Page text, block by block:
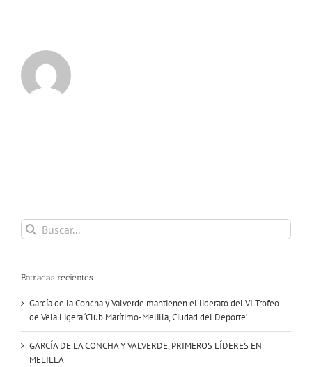
Buscar:
Entradas recientes
García de la Concha y Valverde mantienen el liderato del VI Trofeo
de Vela Ligera ‘Club Marítimo-Melilla, Ciudad del Deporte’
GARCÍA DE LA CONCHA Y VALVERDE, PRIMEROS LÍDERES EN
MELILLA